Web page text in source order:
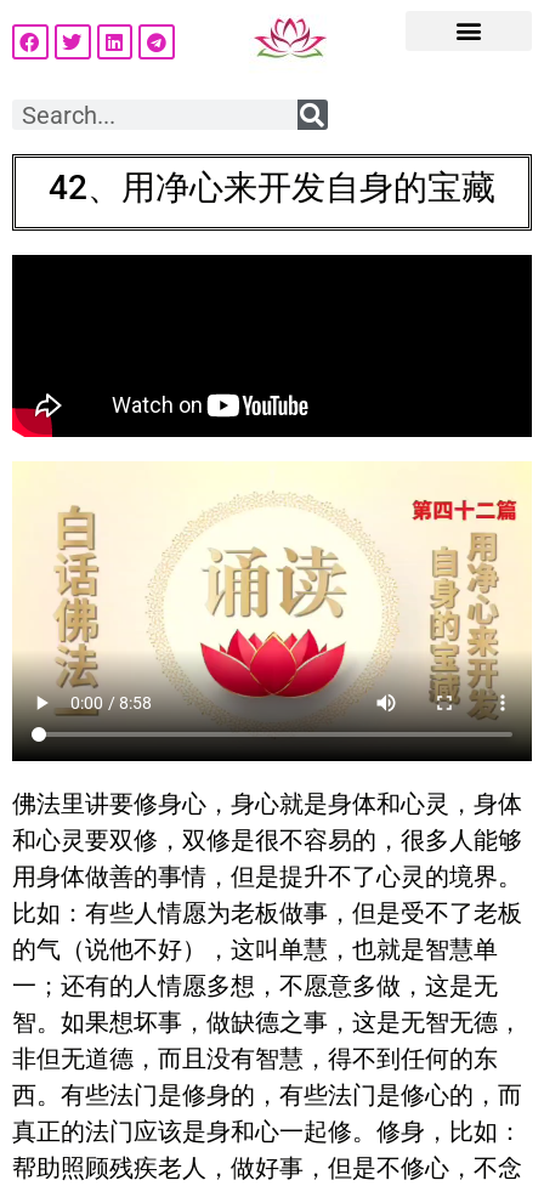
42、用净心来开发自身的宝藏
佛法里讲要修身心，身心就是身体和心灵，身体
和心灵要双修，双修是很不容易的，很多人能够
用身体做善的事情，但是提升不了心灵的境界。
比如：有些人情愿为老板做事，但是受不了老板
的气（说他不好），这叫单慧，也就是智慧单
一；还有的人情愿多想，不愿意多做，这是无
智。如果想坏事，做缺德之事，这是无智无德，
非但无道德，而且没有智慧，得不到任何的东
西。有些法门是修身的，有些法门是修心的，而
真正的法门应该是身和心一起修。修身，比如：
帮助照顾残疾老人，做好事，但是不修心，不念